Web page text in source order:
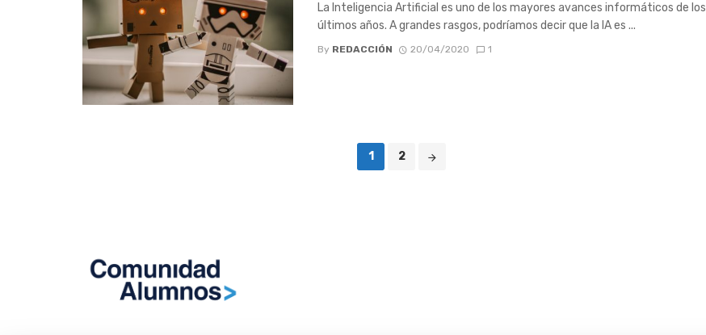
La Inteligencia Artificial es uno de los mayores avances informáticos de los
últimos años. A grandes rasgos, podríamos decir que la IA es ...
By REDACCIÓN 20/04/2020 1
1 2